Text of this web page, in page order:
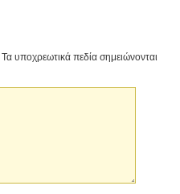
Τα υποχρεωτικά πεδία σημειώνονται